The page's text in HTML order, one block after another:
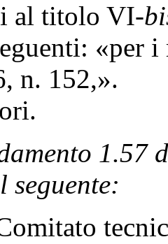
al titolo VI-
«per
n. 152,».
1.57
seguente: